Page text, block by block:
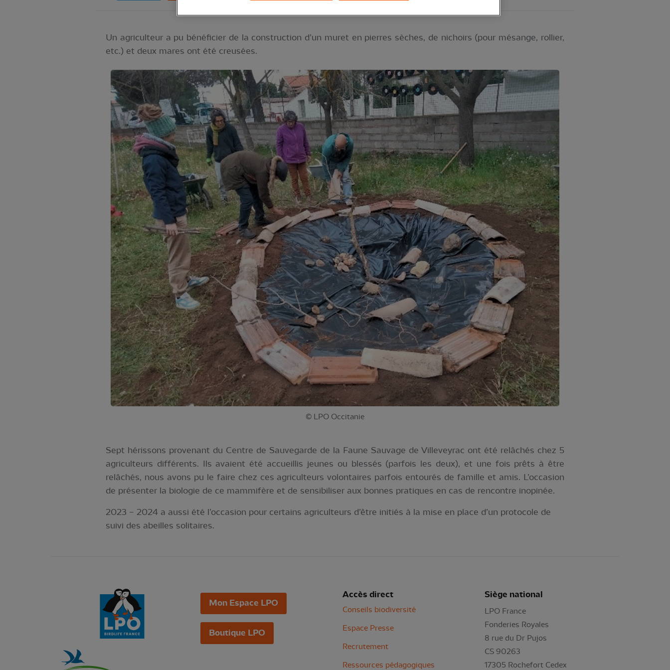
Un agriculteur a pu bénéficier de la construction d’un muret en pierres sèches, de nichoirs (pour mésange, rollier,
etc.) et deux mares ont été creusées.
© LPO Occitanie
Sept hérissons provenant du Centre de Sauvegarde de la Faune Sauvage de Villeveyrac ont été relâchés chez 5
agriculteurs différents. Ils avaient été accueillis jeunes ou blessés (parfois les deux), et une fois prêts à être
relâchés, nous avons pu le faire chez ces agriculteurs volontaires parfois entourés de famille et amis. L’occasion
de présenter la biologie de ce mammifère et de sensibiliser aux bonnes pratiques en cas de rencontre inopinée.
2023 – 2024 a aussi été l’occasion pour certains agriculteurs d’être initiés à la mise en place d’un protocole de
suivi des abeilles solitaires.
Mon Espace LPO
Boutique LPO
Accès direct
Conseils biodiversité
Espace Presse
Recrutement
Ressources pédagogiques
Siège national
LPO France
Fonderies Royales
8 rue du Dr Pujos
CS 90263
17305 Rochefort Cedex